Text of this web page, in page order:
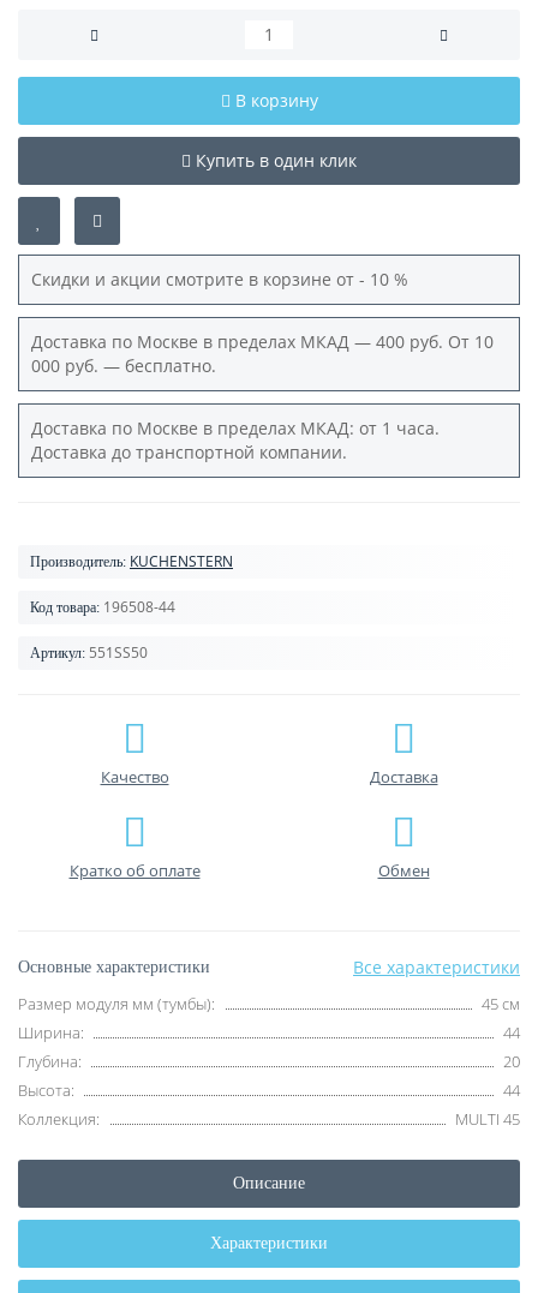
В корзину
Купить в один клик
Скидки и акции смотрите в корзине от - 10 %
Доставка по Москве в пределах МКАД — 400 руб. От 10
000 руб. — бесплатно.
Доставка по Москве в пределах МКАД: от 1 часа.
Доставка до транспортной компании.
Производитель: KUCHENSTERN
Код товара: 196508-44
Артикул: 551SS50
Качество Доставка
Кратко об оплате Обмен
Основные характеристики Все характеристики
Размер модуля мм (тумбы):
45 см
Ширина:
44
Глубина:
20
Высота:
44
Коллекция:
MULTI 45
Описание
Характеристики